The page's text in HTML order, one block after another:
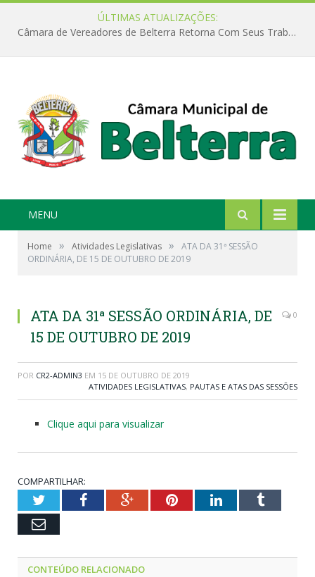
ÚLTIMAS ATUALIZAÇÕES:
Câmara de Vereadores de Belterra Retorna Com Seus Trabalhos Legislativos
MENU
Home » Atividades Legislativas »
ATA DA 31ª SESSÃO
ORDINÁRIA, DE 15 DE OUTUBRO DE 2019
ATA DA 31ª SESSÃO ORDINÁRIA, DE
15 DE OUTUBRO DE 2019
0
POR CR2-ADMIN3 EM 15 DE OUTUBRO DE 2019
ATIVIDADES LEGISLATIVAS, PAUTAS E ATAS DAS SESSÕES
Clique aqui para visualizar
COMPARTILHAR:
TwitterFacebookGoogle+PinterestLinkedInTumblr
Email
CONTEÚDO RELACIONADO